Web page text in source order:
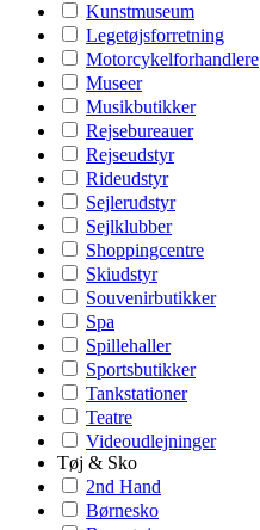
Kunstmuseum
Legetøjsforretning
Motorcykelforhandlere
Museer
Musikbutikker
Rejsebureauer
Rejseudstyr
Rideudstyr
Sejlerudstyr
Sejlklubber
Shoppingcentre
Skiudstyr
Souvenirbutikker
Spa
Spillehaller
Sportsbutikker
Tankstationer
Teatre
Videoudlejninger
Tøj & Sko
2nd Hand
Børnesko